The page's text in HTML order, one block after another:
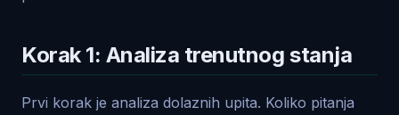
Korak 1: Analiza trenutnog stanja
Prvi korak je analiza dolaznih upita. Koliko pitanja